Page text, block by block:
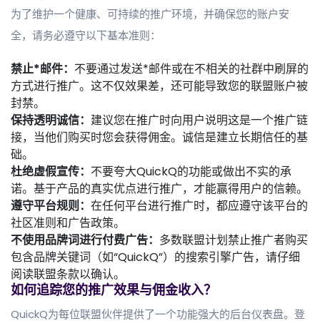
为了维护一个健康、可持续的推广环境，并确保您的账户安
全，请务必遵守以下基本准则：
禁止*邮件： 不要通过发送*邮件或在不相关的社群中刷屏的
方式进行推广。这不仅效果差，还可能导致您的联盟账户被
封禁。
保持透明诚信： 建议您在推广时向用户说明这是一个推广链
接，当他们购买时您会获得佣金。诚信是建立长期信任的基
础。
杜绝虚假宣传： 不要夸大QuickQ的功能或做出不实的承
诺。基于产品的真实优点进行推广，才能赢得用户的信赖。
遵守平台规则： 在任何平台进行推广时，都应遵守该平台的
社区准则和广告政策。
不使用品牌词进行付费广告： 多数联盟计划禁止推广者购买
包含品牌关键词（如“QuickQ”）的搜索引擎广告，请仔细
阅读联盟条款以确认。
如何追踪您的推广效果与佣金收入？
QuickQ为每位联盟伙伴提供了一个功能强大的后台仪表盘。登